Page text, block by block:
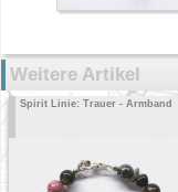
Weitere Artikel
Spirit Linie: Trauer - Armband